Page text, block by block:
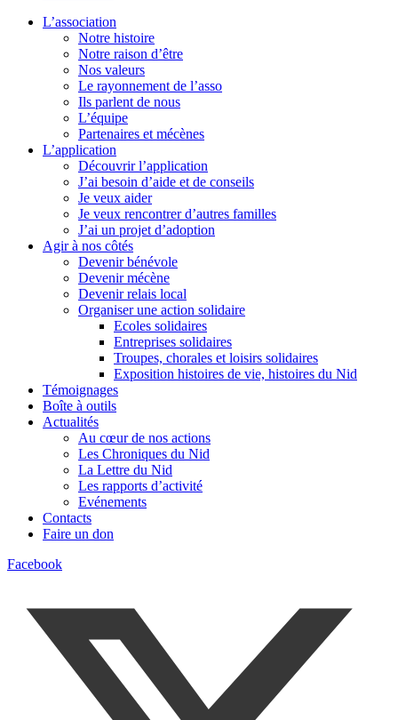
L’association
Notre histoire
Notre raison d’être
Nos valeurs
Le rayonnement de l’asso
Ils parlent de nous
L’équipe
Partenaires et mécènes
L’application
Découvrir l’application
J’ai besoin d’aide et de conseils
Je veux aider
Je veux rencontrer d’autres familles
J’ai un projet d’adoption
Agir à nos côtés
Devenir bénévole
Devenir mécène
Devenir relais local
Organiser une action solidaire
Ecoles solidaires
Entreprises solidaires
Troupes, chorales et loisirs solidaires
Exposition histoires de vie, histoires du Nid
Témoignages
Boîte à outils
Actualités
Au cœur de nos actions
Les Chroniques du Nid
La Lettre du Nid
Les rapports d’activité
Evénements
Contacts
Faire un don
Facebook